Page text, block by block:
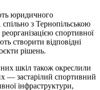
юридичного
з Тернопільською
спортивної
створити відповідні
рішень.
шкіл також окреслили
— застарілий спортивний
інфраструктури,